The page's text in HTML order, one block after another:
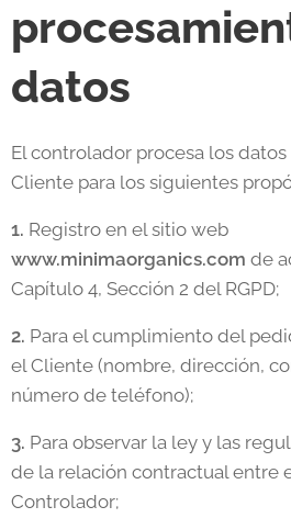
datos
El controlador procesa los
Cliente para los siguientes
1. Registro en el sitio web
www.minimaorganics.com de
Capítulo 4, Sección 2 del RGPD;
2. Para el cumplimiento del
el Cliente (nombre, dirección,
número de teléfono);
3. Para observar la ley y las
de la relación contractual entre
Controlador;